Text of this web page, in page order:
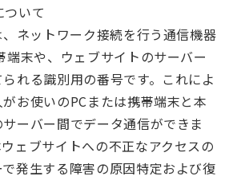
いて
ネットワーク接続を行う通信機器
端末や、ウェブサイトのサーバー
れる識別用の番号です。これによ
お使いのPCまたは携帯端末と本
ーバー間でデータ通信ができま
ェブサイトへの不正なアクセスの
発生する障害の原因特定および復